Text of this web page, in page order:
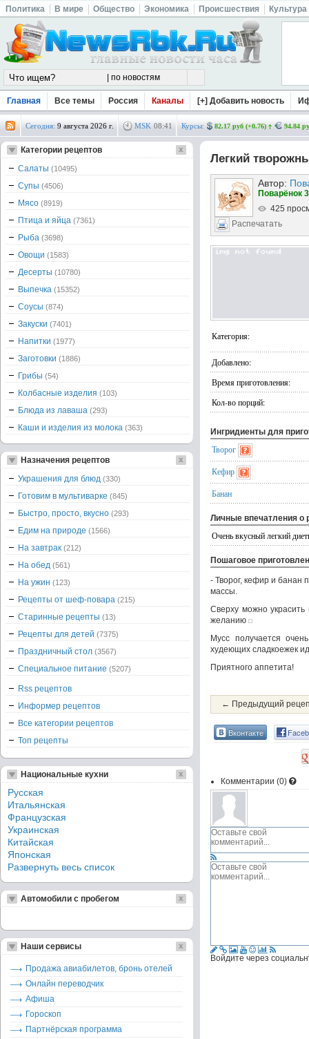
Политика В мире Общество Экономика Происшествия Культура
Главная Все темы Россия Каналы [+] Добавить новость
Сегодня: 9 августа 2026 г. MSK 08:41 Курсы: 82.17 руб (+0.76) 94.84
Легкий
Автор:
Поварёнок
425
Распечатать
Категория:
Добавлено:
Время приготовления:
Кол-во порций:
Ингридиенты для
Творог
Кефир
Банан
Личные впечатления о
Очень вкусный легкий
Пошаговое
- Творог, кефир и банан
массы.
Сверху можно
желанию
Мусс получается
худеющих сладкоежек
Приятного аппетита!
← Предыдущий
Вконтакте
Комментарии (0)
Войдите через
Категории рецептов
Салаты (10495)
Супы (4506)
Мясо (8919)
Птица и яйца (7361)
Рыба (3698)
Овощи (1583)
Десерты (10780)
Выпечка (15352)
Соусы (874)
Закуски (7401)
Напитки (1977)
Заготовки (1886)
Грибы (54)
Колбасные изделия (103)
Блюда из лаваша (293)
Каши и изделия из молока (363)
Назначения рецептов
Украшения для блюд (330)
Готовим в мультиварке (845)
Быстро, просто, вкусно (293)
Едим на природе (1566)
На завтрак (212)
На обед (561)
На ужин (123)
Рецепты от шеф-повара (215)
Старинные рецепты (13)
Рецепты для детей (7375)
Праздничный стол (3567)
Специальное питание (5207)
Rss рецептов
Информер рецептов
Все категории рецептов
Топ рецепты
Национальные кухни
Русская
Итальянская
Французская
Украинская
Китайская
Японская
Развернуть весь список
Автомобили с пробегом
Наши сервисы
Продажа авиабилетов, бронь отелей
Онлайн переводчик
Афиша
Гороскоп
Партнёрская программа